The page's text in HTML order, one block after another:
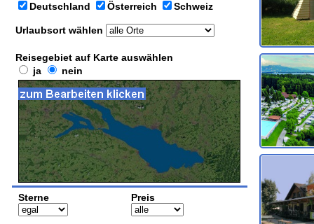
Urlaubsort wählen
Deutschland Österreich Schweiz
Reisegebiet auf Karte auswählen
ja
nein
Sterne Preis